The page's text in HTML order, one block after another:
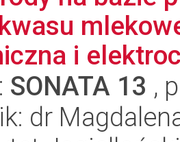
i
SONATA 13 ,
dr